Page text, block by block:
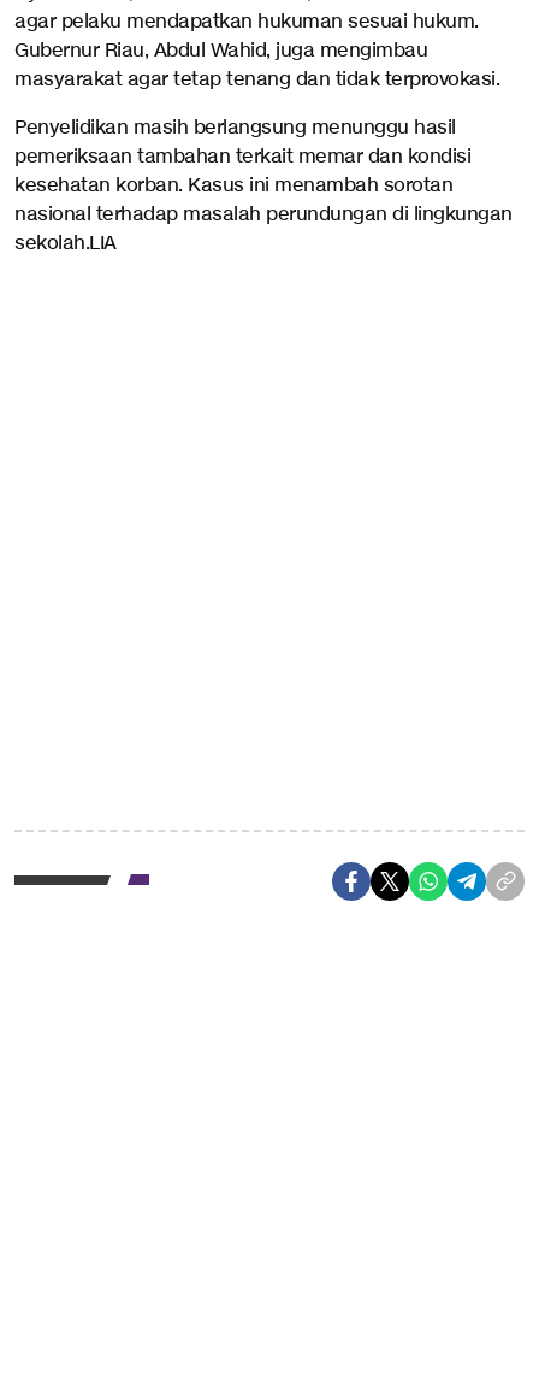
agar pelaku mendapatkan hukuman sesuai hukum.
Gubernur Riau, Abdul Wahid, juga mengimbau
masyarakat agar tetap tenang dan tidak terprovokasi.
Penyelidikan masih berlangsung menunggu hasil
pemeriksaan tambahan terkait memar dan kondisi
kesehatan korban. Kasus ini menambah sorotan
nasional terhadap masalah perundungan di lingkungan
sekolah.LIA